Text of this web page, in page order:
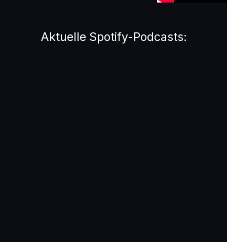
Aktuelle Spotify-Podcasts: